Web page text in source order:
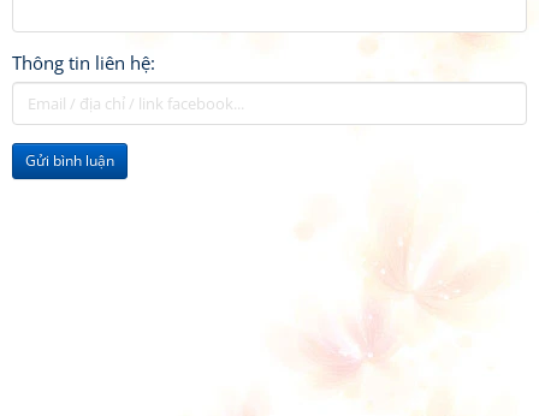
Thông tin liên hệ:
Gửi bình luận